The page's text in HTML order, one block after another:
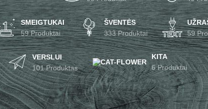
SMEIGTUKAI
59 Produktai
ŠVENTĖS
333 Produktai
59
VERSLUI
101 Produktas
KITA
6 Produktai